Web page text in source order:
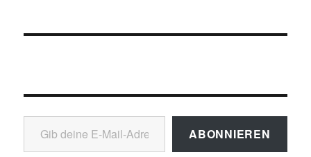
Gib deine E-Mail-Adresse ein ...
ABONNIEREN